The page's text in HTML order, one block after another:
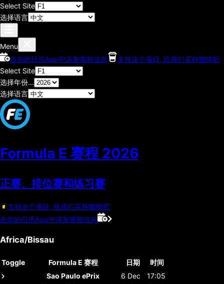
Select Site
选择语言
Menu
在你的日历App中添加赛程信息
支持这个项目, 给我们买杯咖啡吧
Select Site
选择年份...
选择语言
Formula E 赛程 2026
正赛、排位赛和练习赛
支持这个项目, 给我们买杯咖啡吧
在你的日历App中添加赛程信息
Africa/Bissau
Toggle Formula E 赛程 日期
时间
Sao Paulo ePrix
6 Dec
17:05